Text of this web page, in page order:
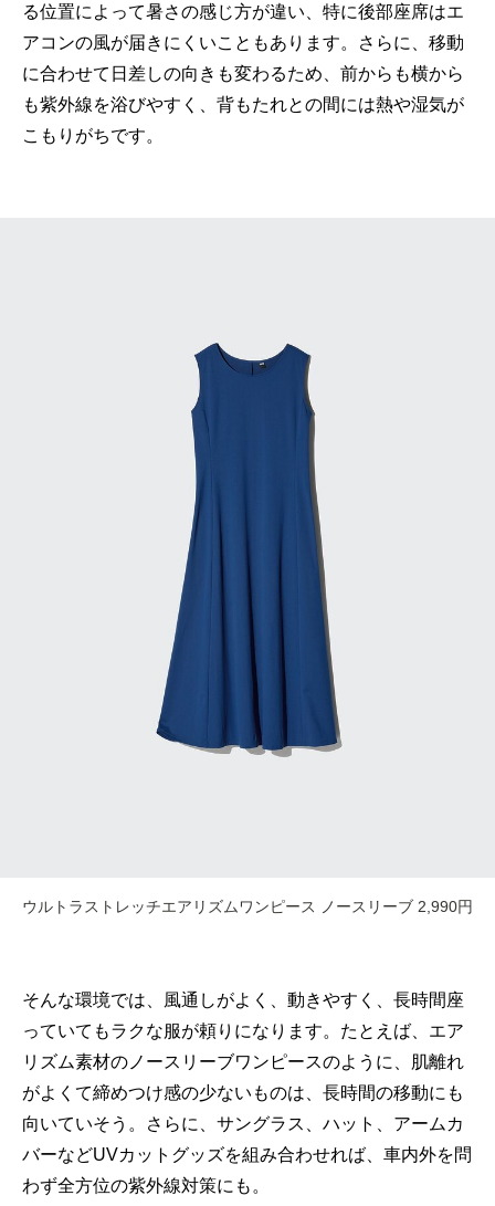
る位置によって暑さの感じ方が違い、特に後部座席はエ
アコンの風が届きにくいこともあります。さらに、移動
に合わせて日差しの向きも変わるため、前からも横から
も紫外線を浴びやすく、背もたれとの間には熱や湿気が
こもりがちです。
ウルトラストレッチエアリズムワンピース ノースリーブ 2,990円
そんな環境では、風通しがよく、動きやすく、長時間座
っていてもラクな服が頼りになります。たとえば、エア
リズム素材のノースリーブワンピースのように、肌離れ
がよくて締めつけ感の少ないものは、長時間の移動にも
向いていそう。さらに、サングラス、ハット、アームカ
バーなどUVカットグッズを組み合わせれば、車内外を問
わず全方位の紫外線対策にも。